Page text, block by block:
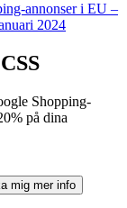
annonser i EU –
2024
Shopping-
på dina
mig mer info